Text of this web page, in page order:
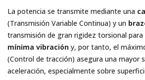
La potencia se transmite mediante una
(Transmisión Variable Continua) y un
transmisión de gran rigidez torsional
mínima vibración y, por tanto, el
(Control de tracción) asegura una mayor
aceleración, especialmente sobre